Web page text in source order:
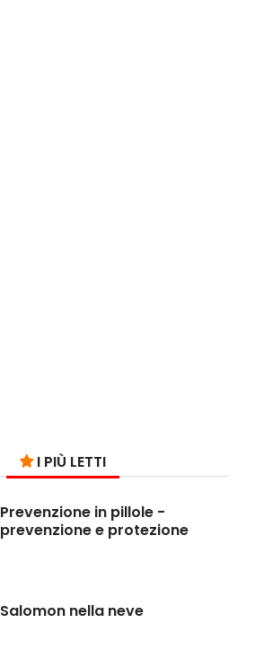
I PIÙ LETTI
Prevenzione in pillole -
prevenzione e protezione
Salomon nella neve